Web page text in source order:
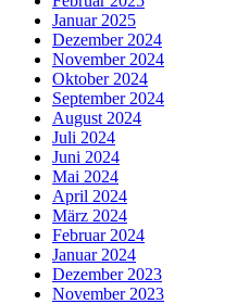
Januar 2025
Dezember 2024
November 2024
Oktober 2024
September 2024
August 2024
Juli 2024
Juni 2024
Mai 2024
April 2024
März 2024
Februar 2024
Januar 2024
Dezember 2023
November 2023